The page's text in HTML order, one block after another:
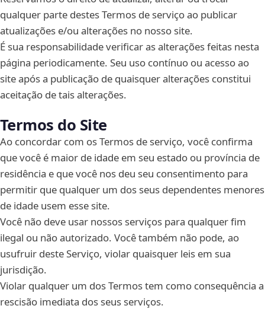
qualquer parte destes Termos de serviço ao publicar
atualizações e/ou alterações no nosso site.
É sua responsabilidade verificar as alterações feitas nesta
página periodicamente. Seu uso contínuo ou acesso ao
site após a publicação de quaisquer alterações constitui
aceitação de tais alterações.
Termos do Site
Ao concordar com os Termos de serviço, você confirma
que você é maior de idade em seu estado ou província de
residência e que você nos deu seu consentimento para
permitir que qualquer um dos seus dependentes menores
de idade usem esse site.
Você não deve usar nossos serviços para qualquer fim
ilegal ou não autorizado. Você também não pode, ao
usufruir deste Serviço, violar quaisquer leis em sua
jurisdição.
Violar qualquer um dos Termos tem como consequência a
rescisão imediata dos seus serviços.